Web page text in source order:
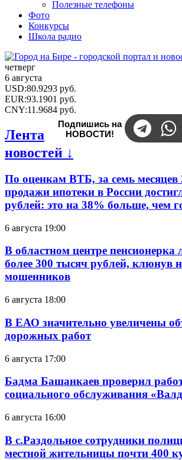
Полезные телефоны
Фото
Конкурсы
Школа радио
четверг
6 августа
USD:80.9293 руб.
EUR:93.1901 руб.
CNY:11.9684 руб.
Подпишись на
НОВОСТИ!
Лента
новостей ↓
По оценкам ВТБ, за семь месяцев
продажи ипотеки в России
рублей: это на 38% больше, чем
6 августа 19:00
В областном центре пенсионерка
более 300 тысяч рублей, клюнув
мошенников
6 августа 18:00
В ЕАО значительно увеличены
дорожных работ
6 августа 17:00
Бадма Башанкаев проверил
социального обслуживания
6 августа 16:00
В с.Раздольное сотрудники
местной жительницы почти 400